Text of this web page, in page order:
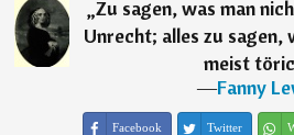
„Zu sagen, was man
Unrecht; alles zu sagen,
meist
―Fanny
Facebook Twitter